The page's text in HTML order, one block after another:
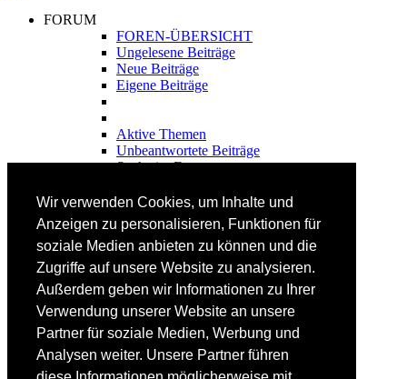
Wir verwenden Cookies, um Inhalte und
Anzeigen zu personalisieren, Funktionen für
soziale Medien anbieten zu können und die
Zugriffe auf unsere Website zu analysieren.
Außerdem geben wir Informationen zu Ihrer
Verwendung unserer Website an unsere
Partner für soziale Medien, Werbung und
Analysen weiter. Unsere Partner führen
FORUM
FOREN-ÜBERSICHT
Ungelesene Beiträge
Neue Beiträge
Eigene Beiträge
Aktive Themen
Unbeantwortete Beiträge
Suche im Forum
FAHRTECHNIK
Fortgeschrittene
Lehrplan
Videoanalyse
SKI
SKITEST
Ski-FAQ
Tipps Ski-Kauf